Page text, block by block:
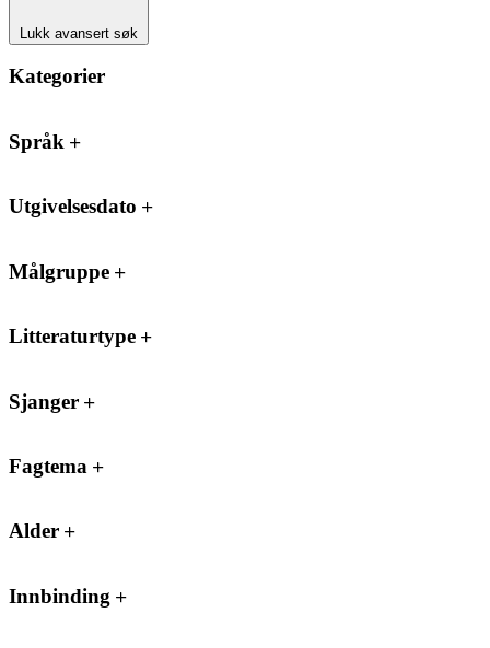
Lukk avansert søk
Kategorier
Språk
Utgivelsesdato
Målgruppe
Litteraturtype
Sjanger
Fagtema
Alder
Innbinding